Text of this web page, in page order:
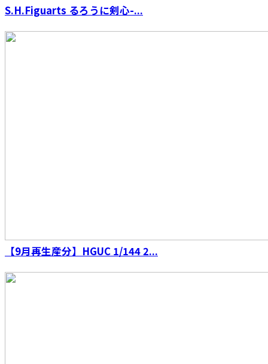
S.H.Figuarts るろうに剣心-...
【9月再生産分】HGUC 1/144 2...